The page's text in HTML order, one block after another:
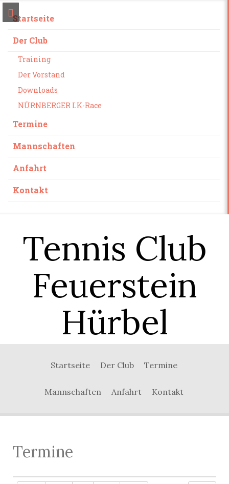
Startseite
Der Club
Training
Der Vorstand
Downloads
NÜRNBERGER LK-Race
Termine
Mannschaften
Anfahrt
Kontakt
Tennis Club
Feuerstein
Hürbel
Startseite Der Club Termine
Mannschaften Anfahrt Kontakt
Termine